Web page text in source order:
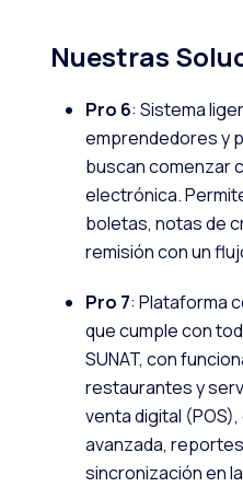
Nuestras
Pro 6: Sistema
emprendedores y
buscan comenzar
electrónica.
boletas, notas de
remisión con un
Pro 7: Plataforma
que cumple con
SUNAT, con
restaurantes y
venta digital
avanzada,
sincronización en